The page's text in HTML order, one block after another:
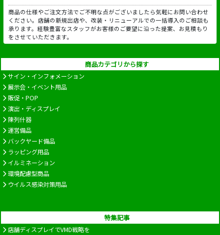
商品の仕様やご注文方法でご不明な点がございましたら気軽にお問い合わせ
ください。店舗の新規出店や、改装・リニューアルでの一括導入のご相談も
承ります。経験豊富なスタッフがお客様のご要望に沿った提案、お見積もり
をさせていただきます。
商品カテゴリから探す
サイン・インフォメーション
展示会・イベント用品
販促・POP
演出・ディスプレイ
陳列什器
運営備品
バックヤード備品
ラッピング用品
イルミネーション
環境配慮型商品
ウイルス感染対策用品
特集記事
店舗ディスプレイでVMD戦略を